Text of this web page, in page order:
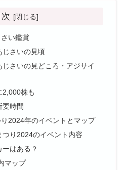
次
い鑑賞
じさいの見頃
さいの見どころ・アジサイ
2,000株も
要時間
2024年のイベントとマップ
り2024のイベント内容
はある？
マップ